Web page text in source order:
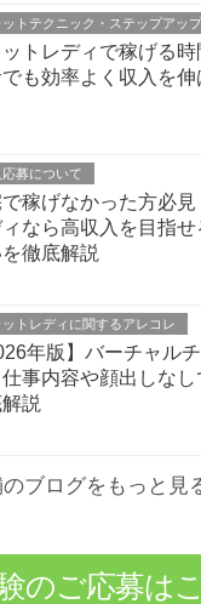
ットテクニック・ステップアップ
トレディで稼げる
も効率よく収入を
募について
稼げなかった方必見
ィなら高収入を目指
徹底解説
ットレディに関するアレコレ
年版】バーチャル
事内容や顔出しな
説
のブログをもっと見
のご応募は